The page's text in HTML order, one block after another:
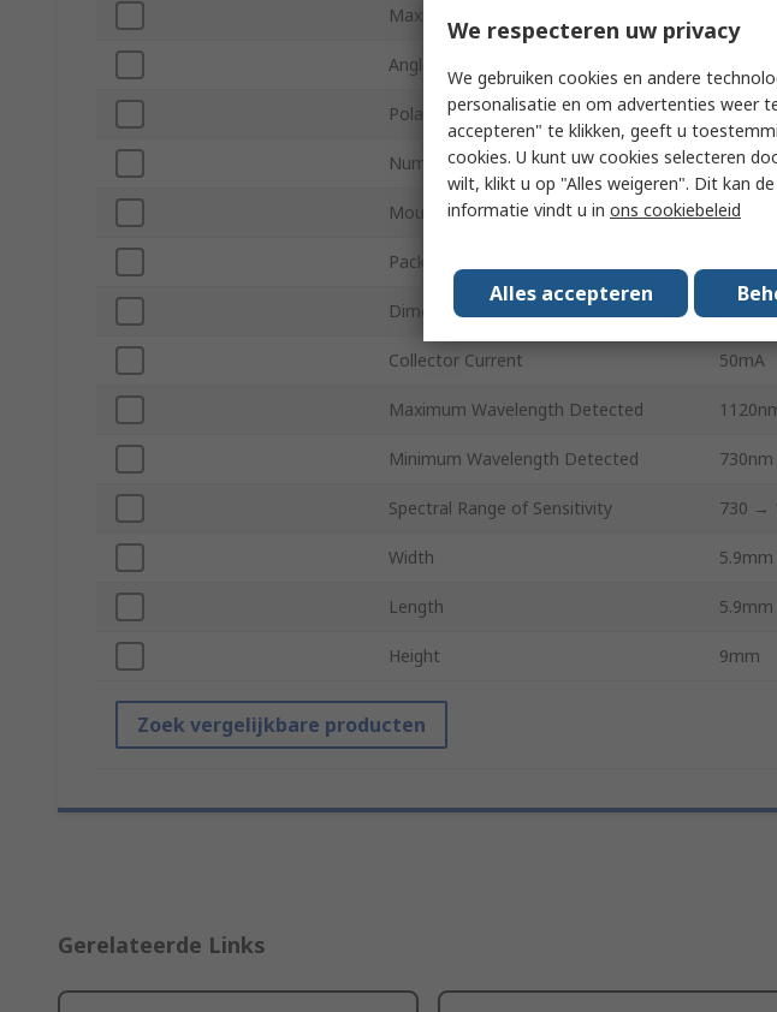
Maximum Dark Current
Angle of Half Sensitivity
Polarity NPN
Number of Pins 2
Mounting Type
Package Type
Dimensions
Collector Current 50mA
Maximum Wavelength Detected
Minimum Wavelength Detected 730nm
Spectral Range of Sensitivity 730 →
Width 5.9mm
Length 5.9mm
Height 9mm
Zoek vergelijkbare producten
Gerelateerde Links
We respecteren uw privacy
We gebruiken cookies en andere
personalisatie en om advertenties weer
accepteren" te klikken, geeft u
cookies. U kunt uw cookies selecteren
wilt, klikt u op "Alles weigeren". Dit kan
informatie vindt u in ons cookiebeleid
Alles accepteren